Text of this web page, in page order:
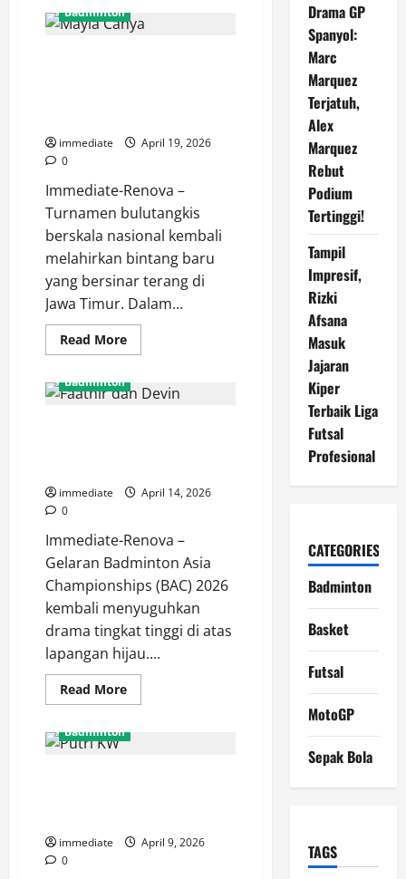
Sengit
Nabila
Sirnas
A
2026
Badminton
immediate
April 19, 2026
0
Immediate-Renova –
Turnamen bulutangkis
berskala nasional kembali
melahirkan bintang baru
yang bersinar terang di
Jawa Timur. Dalam...
Read MoreRead
more
Cahya
Afilian
A
Jatim
Erghya
Aulia
Badminton
immediate
April 14, 2026
0
Immediate-Renova –
Gelaran Badminton Asia
Championships (BAC) 2026
kembali menyuguhkan
drama tingkat tinggi di atas
lapangan hijau....
Read MoreRead
more
BAC
Unggulan
Pertama
Badminton
immediate
April 9, 2026
0
Drama GP
Spanyol:
Marc
Marquez
Terjatuh,
Alex
Marquez
Rebut
Podium
Tertinggi!
Tampil
Impresif,
Rizki
Afsana
Masuk
Jajaran
Kiper
Terbaik Liga
Futsal
Profesional
CATEGORIES
Badminton
Basket
Futsal
MotoGP
Sepak Bola
TAGS